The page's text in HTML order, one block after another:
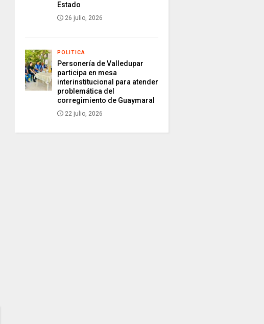
Estado
26 julio, 2026
POLITICA
Personería de Valledupar
participa en mesa
interinstitucional para atender
problemática del
corregimiento de Guaymaral
22 julio, 2026